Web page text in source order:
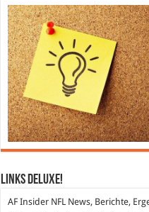
Links DeLuXe!
AF InsiderNFL News, Berichte,